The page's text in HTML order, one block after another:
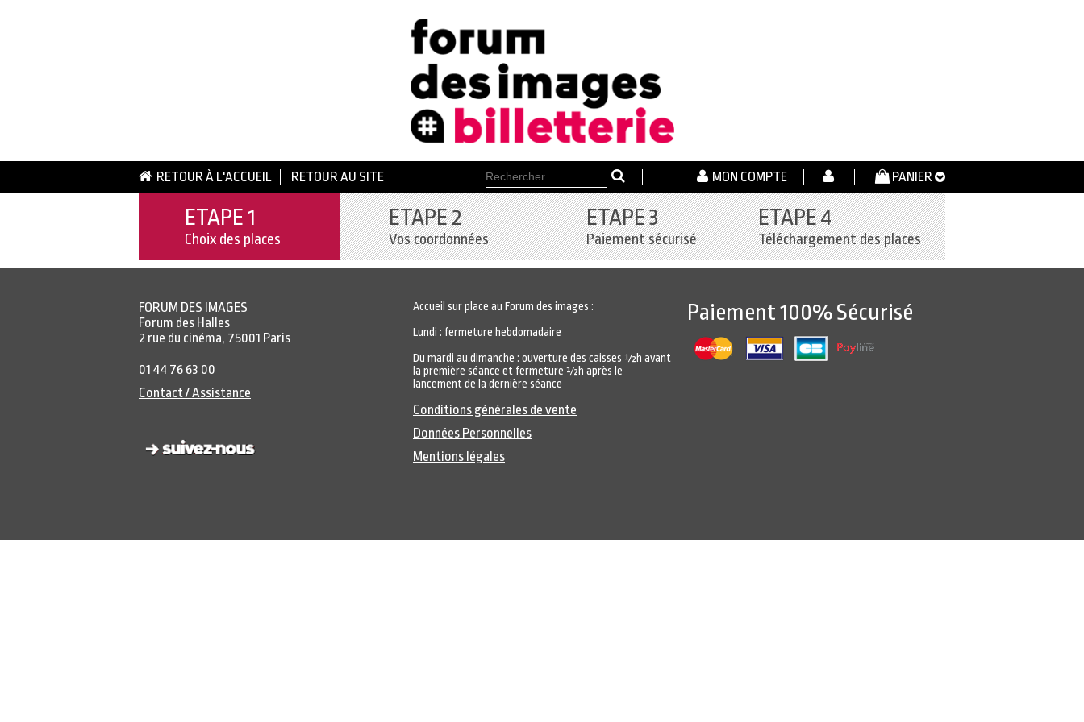
MON COMPTE PANIER
RETOUR À L'ACCUEIL RETOUR AU SITE
ETAPE 1 ETAPE 2 ETAPE 3 ETAPE 4
Choix des places Vos coordonnées Paiement sécurisé Téléchargement des places
FORUM DES IMAGES
Forum des Halles
2 rue du cinéma, 75001 Paris
01 44 76 63 00
Contact / Assistance
Accueil sur place au Forum des images :
Lundi : fermeture hebdomadaire
Du mardi au dimanche : ouverture des caisses ½h avant
la première séance et fermeture ½h après le
lancement de la dernière séance
Conditions générales de vente
Données Personnelles
Mentions légales
Paiement 100% Sécurisé